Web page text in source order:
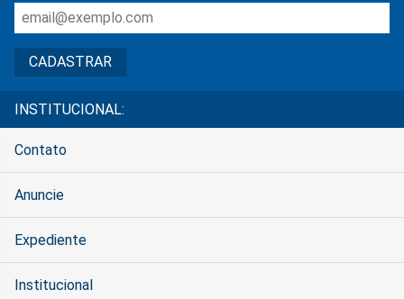
INSTITUCIONAL:
Contato
Anuncie
Expediente
Institucional